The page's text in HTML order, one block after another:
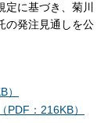
に基づき、菊川
の発注見通しを公
：216KB）